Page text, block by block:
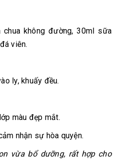
không đường, 30ml sữa
viên.
ly, khuấy đều.
màu đẹp mắt.
nhận sự hòa quyện.
vừa bổ dưỡng, rất hợp cho